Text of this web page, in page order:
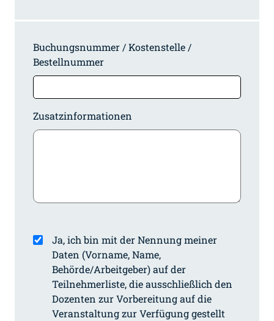
Buchungsnummer / Kostenstelle /
Bestellnummer
Zusatzinformationen
Ja, ich bin mit der Nennung meiner
Daten (Vorname, Name,
Behörde/Arbeitgeber) auf der
Teilnehmerliste, die ausschließlich den
Dozenten zur Vorbereitung auf die
Veranstaltung zur Verfügung gestellt